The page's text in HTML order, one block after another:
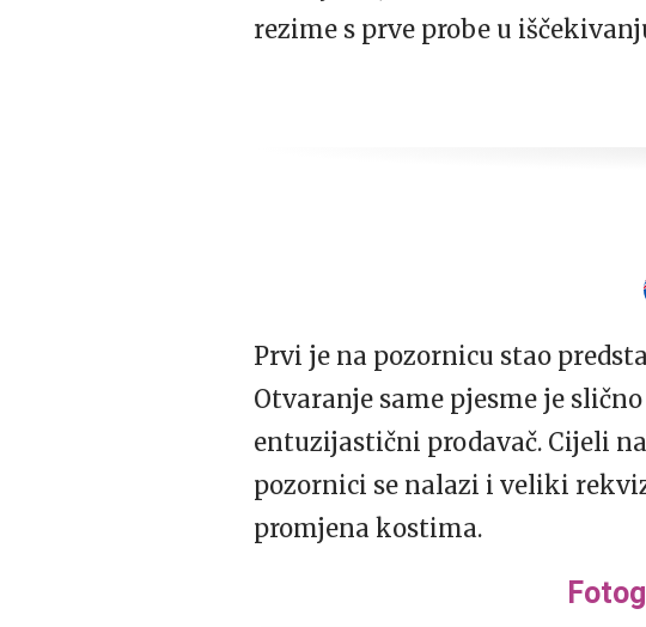
rezime s prve probe u
Prvi je na pozornicu stao
Otvaranje same pjesme je
entuzijastični prodavač. Cijeli
pozornici se nalazi i veliki
promjena kostima.